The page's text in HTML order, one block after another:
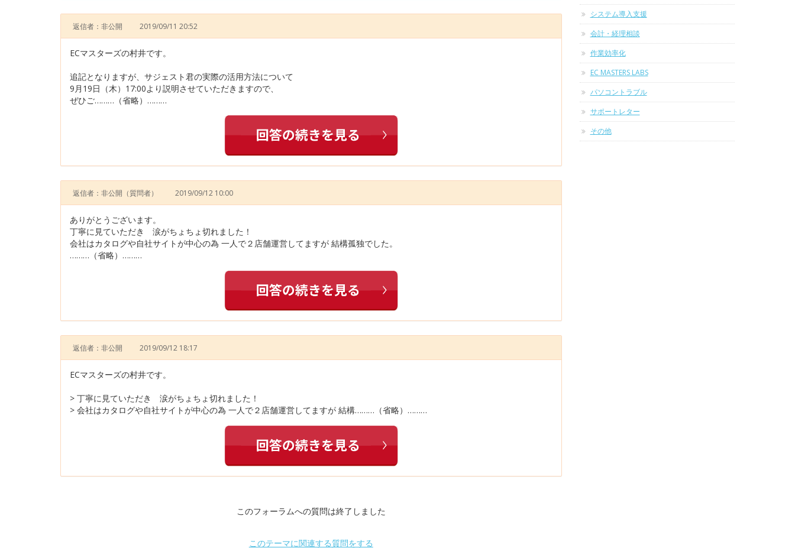
返信者：非公開 2019/09/11 20:52
ECマスターズの村井です。
追記となりますが、サジェスト君の実際の活用方法について
9月19日（木）17:00より説明させていただきますので、
ぜひご………（省略）………
返信者：非公開 （質問者） 2019/09/12 10:00
ありがとうございます。
丁寧に見ていただき 涙がちょちょ切れました！
会社はカタログや自社サイトが中心の為 一人で２店舗運営してますが 結構孤独でした。
………（省略）………
返信者：非公開 2019/09/12 18:17
ECマスターズの村井です。
> 丁寧に見ていただき 涙がちょちょ切れました！
> 会社はカタログや自社サイトが中心の為 一人で２店舗運営してますが 結構………（省略）………
このフォーラムへの質問は終了しました
このテーマに関連する質問をする
システム導入支援
会計・経理相談
作業効率化
EC MASTERS LABS
パソコントラブル
サポートレター
その他